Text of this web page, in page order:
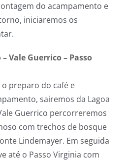
do acampamento e
iniciaremos os
Vale Guerrico – Passo
preparo do café e
sairemos da Lagoa
Guerrico percorreremos
com trechos de bosque
Lindemayer. Em seguida
até o Passo Virginia com